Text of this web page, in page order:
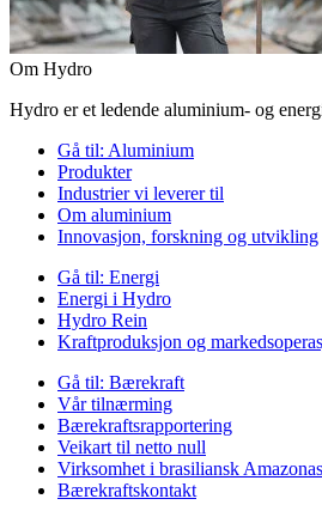
Om Hydro
Hydro er et ledende aluminium- og
Gå til: Aluminium
Produkter
Industrier vi leverer til
Om aluminium
Innovasjon, forskning og utvikling
Gå til: Energi
Energi i Hydro
Hydro Rein
Kraftproduksjon og
Gå til: Bærekraft
Vår tilnærming
Bærekraftsrapportering
Veikart til netto null
Virksomhet i brasiliansk Amazonas
Bærekraftskontakt